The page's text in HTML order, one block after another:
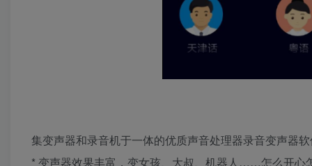
集变声器和录音机于一体的优质声音处理器录音变声器
* 变声器效果丰富，变女孩、大叔、机器人……怎么开心